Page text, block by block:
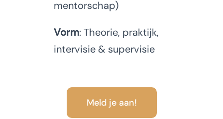
mentorschap)
Vorm: Theorie, praktijk,
intervisie & supervisie
Meld je aan!